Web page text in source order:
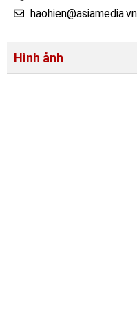
haohien@asiamedia.vn
Hình ảnh